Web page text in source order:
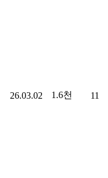
26.03.02 1.6천 11